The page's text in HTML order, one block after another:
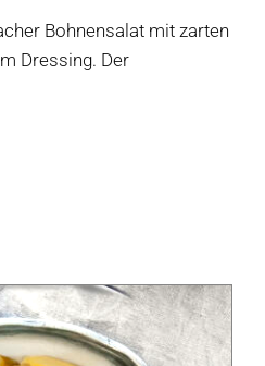
Bohnensalat mit zarten
Dressing. Der
€